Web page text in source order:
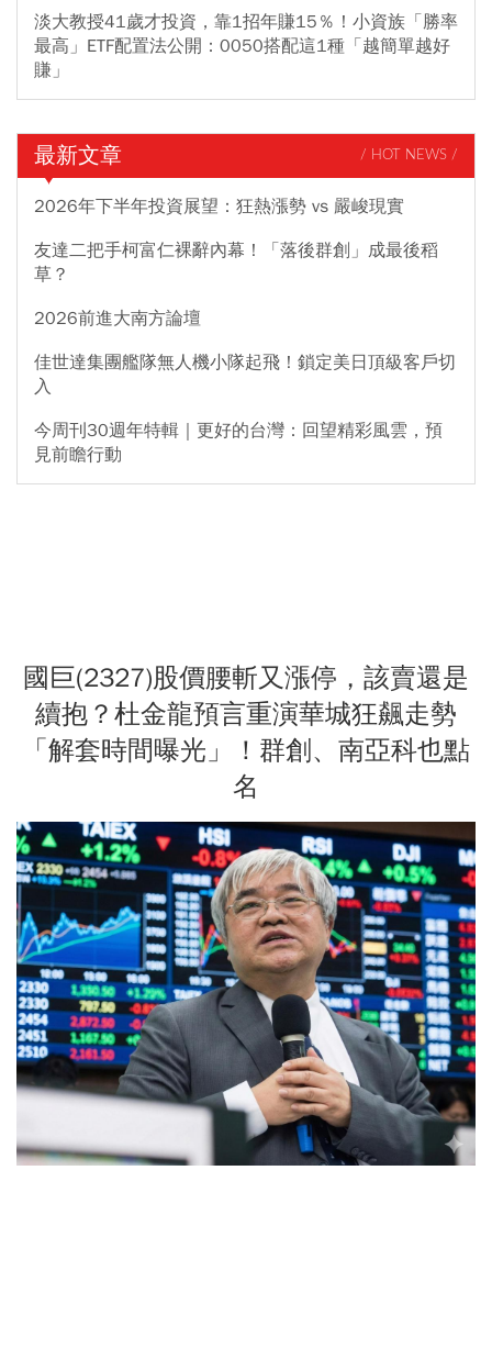
淡大教授41歲才投資，靠1招年賺15％！小資族「勝率
最高」ETF配置法公開：0050搭配這1種「越簡單越好
賺」
最新文章 / HOT NEWS /
2026年下半年投資展望：狂熱漲勢 vs 嚴峻現實
友達二把手柯富仁裸辭內幕！「落後群創」成最後稻
草？
2026前進大南方論壇
佳世達集團艦隊無人機小隊起飛！鎖定美日頂級客戶切
入
今周刊30週年特輯｜更好的台灣：回望精彩風雲，預
見前瞻行動
國巨(2327)股價腰斬又漲停，該賣還是
續抱？杜金龍預言重演華城狂飆走勢
「解套時間曝光」！群創、南亞科也點
名